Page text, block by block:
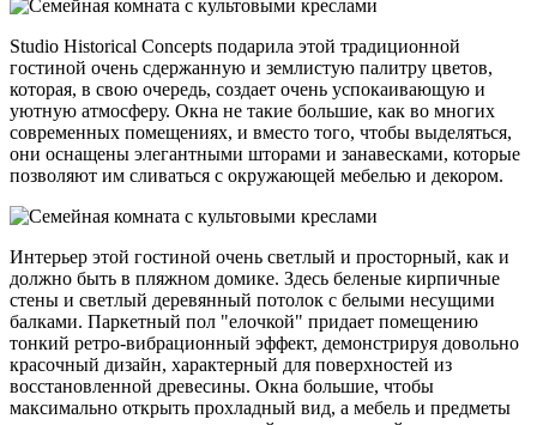
Studio Historical Concepts подарила этой традиционной
гостиной очень сдержанную и землистую палитру цветов,
которая, в свою очередь, создает очень успокаивающую и
уютную атмосферу. Окна не такие большие, как во многих
современных помещениях, и вместо того, чтобы выделяться,
они оснащены элегантными шторами и занавесками, которые
позволяют им сливаться с окружающей мебелью и декором.
Интерьер этой гостиной очень светлый и просторный, как и
должно быть в пляжном домике. Здесь беленые кирпичные
стены и светлый деревянный потолок с белыми несущими
балками. Паркетный пол "елочкой" придает помещению
тонкий ретро-вибрационный эффект, демонстрируя довольно
красочный дизайн, характерный для поверхностей из
восстановленной древесины. Окна большие, чтобы
максимально открыть прохладный вид, а мебель и предметы